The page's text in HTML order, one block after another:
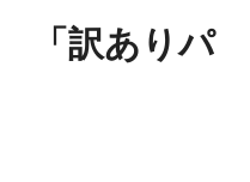
「訳ありパ